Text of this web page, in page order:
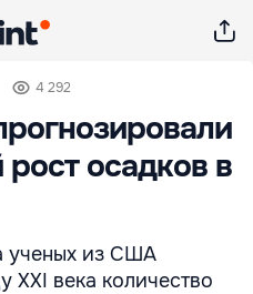
4 292
осадков в
ученых из США
XXI века количество